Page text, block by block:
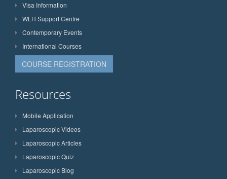
Visa Information
WLH Support Centre
Contemporary Events
International Courses
COURSE REGISTRATION
Resources
Mobile Application
Laparoscopic Videos
Laparoscopic Articles
Laparoscopic Quiz
Laparoscopic Blog